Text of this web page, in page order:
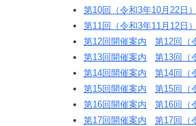
第10回（令和3年10月22日）
第11回（令和3年11月12日）
第12回開催案内
第12回（
第13回開催案内
第13回（
第14回開催案内
第14回（
第15回開催案内
第15回（
第16回開催案内
第16回（
第17回開催案内
第17回（